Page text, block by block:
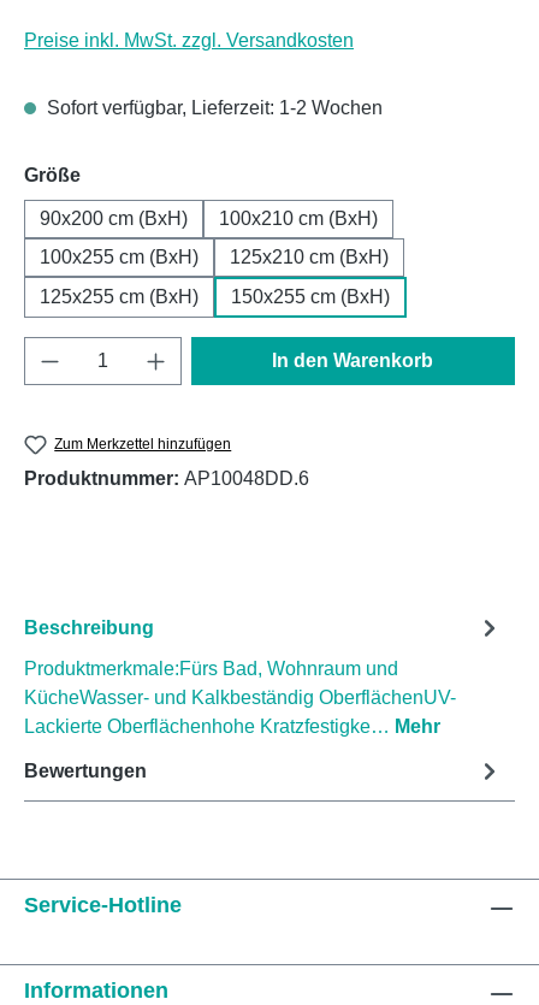
Preise inkl. MwSt. zzgl. Versandkosten
Sofort verfügbar, Lieferzeit: 1-2 Wochen
Größeauswählen
90x200 cm (BxH)
100x210 cm (BxH)
100x255 cm (BxH)
125x210 cm (BxH)
125x255 cm (BxH)
150x255 cm (BxH)
Produkt Anzahl: Gib den gewünschten
In den Warenkorb
Zum Merkzettel hinzufügen
Produktnummer: AP10048DD.6
Beschreibung
Produktmerkmale:Fürs Bad, Wohnraum und
KücheWasser- und Kalkbeständig OberflächenUV-
Lackierte Oberflächenhohe Kratzfestigke… Mehr
Bewertungen
Service-Hotline
Informationen